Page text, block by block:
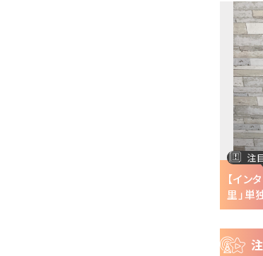
注
目
ニ
ー
ス
注
【イン
里」単